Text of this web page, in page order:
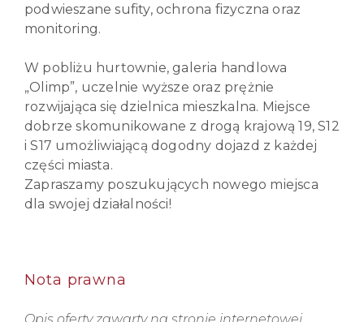
podwieszane sufity, ochrona fizyczna oraz
monitoring.
W pobliżu hurtownie, galeria handlowa
„Olimp”, uczelnie wyższe oraz prężnie
rozwijająca się dzielnica mieszkalna. Miejsce
dobrze skomunikowane z drogą krajową 19, S12
i S17 umożliwiającą dogodny dojazd z każdej
części miasta.
Zapraszamy poszukujących nowego miejsca
dla swojej działalności!
Nota prawna